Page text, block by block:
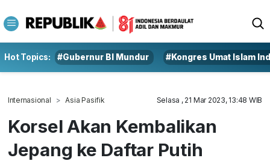
Hot Topics: #Gubernur BI Mundur #Kongres Umat Islam
Internasional Asia Pasifik Selasa , 21 Mar 2023, 13:48 WIB
Korsel Akan Kembalikan
Jepang ke Daftar Putih